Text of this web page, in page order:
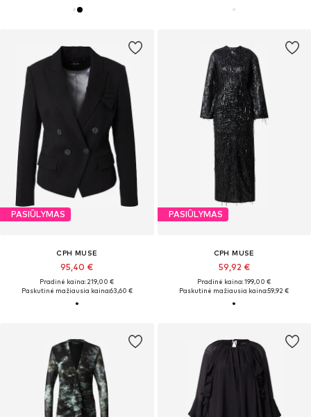
PASIŪLYMAS
CPH MUSE
95,40 €
Pradinė kaina: 219,00 €
Paskutinė mažiausia kaina:63,60 €
PASIŪLYMAS
CPH MUSE
59,92 €
Pradinė kaina: 199,00 €
Paskutinė mažiausia kaina:59,92 €